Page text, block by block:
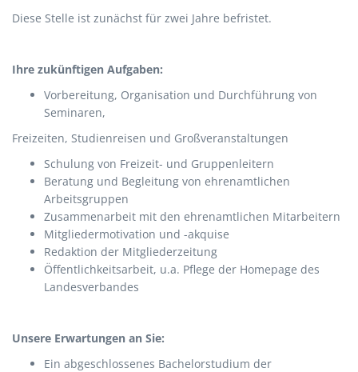
Diese Stelle ist zunächst für zwei Jahre befristet.
Ihre zukünftigen Aufgaben:
Vorbereitung, Organisation und Durchführung von
Seminaren,
Freizeiten, Studienreisen und Großveranstaltungen
Schulung von Freizeit- und Gruppenleitern
Beratung und Begleitung von ehrenamtlichen
Arbeitsgruppen
Zusammenarbeit mit den ehrenamtlichen Mitarbeitern
Mitgliedermotivation und -akquise
Redaktion der Mitgliederzeitung
Öffentlichkeitsarbeit, u.a. Pflege der Homepage des
Landesverbandes
Unsere Erwartungen an Sie:
Ein abgeschlossenes Bachelorstudium der